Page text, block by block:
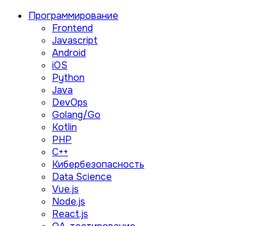
Программирование
Frontend
Javascript
Android
iOS
Python
Java
DevOps
Golang/Go
Kotlin
PHP
C++
Кибербезопасность
Data Science
Vue.js
Node.js
React.js